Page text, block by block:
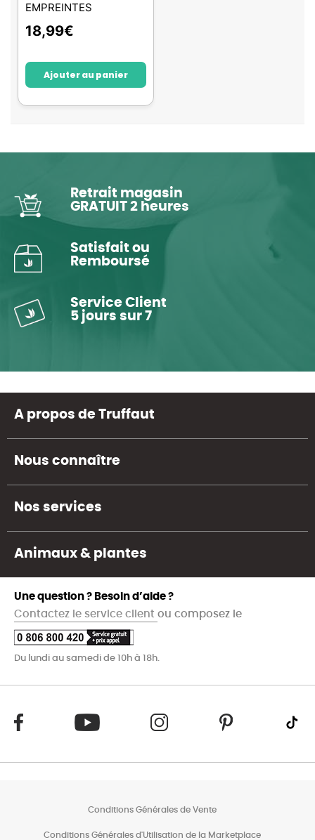
EMPREINTES
18,99€
Ajouter au panier
Retrait magasin
GRATUIT 2 heures
Satisfait ou
Remboursé
Service Client
5 jours sur 7
A propos de Truffaut
Nous connaître
Nos services
Animaux & plantes
Une question ? Besoin d’aide ?
Contactez le service client ou composez le
Du lundi au samedi de 10h à 18h.
Conditions Générales de Vente
Conditions Générales d'Utilisation de la Marketplace